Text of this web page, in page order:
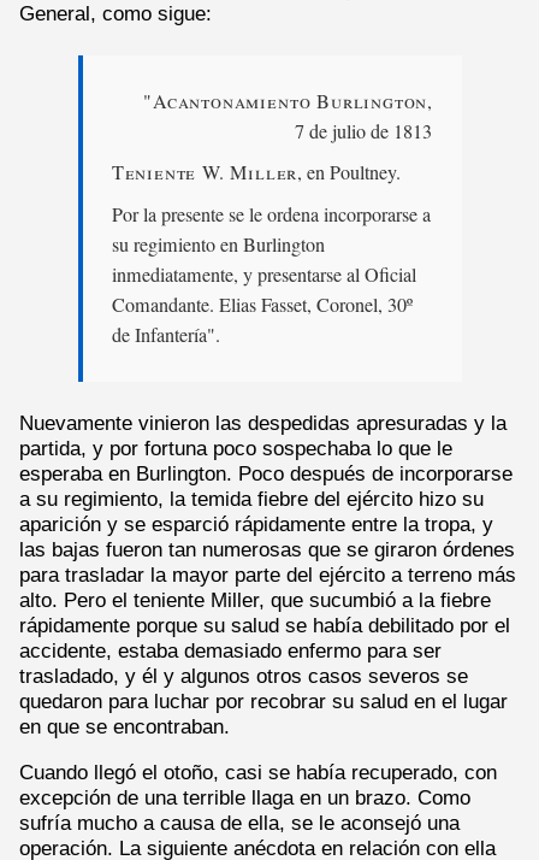
General, como sigue:
"Acantonamiento Burlington,
7 de julio de 1813
Teniente W. Miller, en Poultney.
Por la presente se le ordena incorporarse a
su regimiento en Burlington
inmediatamente, y presentarse al Oficial
Comandante. Elias Fasset, Coronel, 30º
de Infantería".
Nuevamente vinieron las despedidas apresuradas y la
partida, y por fortuna poco sospechaba lo que le
esperaba en Burlington. Poco después de incorporarse
a su regimiento, la temida fiebre del ejército hizo su
aparición y se esparció rápidamente entre la tropa, y
las bajas fueron tan numerosas que se giraron órdenes
para trasladar la mayor parte del ejército a terreno más
alto. Pero el teniente Miller, que sucumbió a la fiebre
rápidamente porque su salud se había debilitado por el
accidente, estaba demasiado enfermo para ser
trasladado, y él y algunos otros casos severos se
quedaron para luchar por recobrar su salud en el lugar
en que se encontraban.
Cuando llegó el otoño, casi se había recuperado, con
excepción de una terrible llaga en un brazo. Como
sufría mucho a causa de ella, se le aconsejó una
operación. La siguiente anécdota en relación con ella